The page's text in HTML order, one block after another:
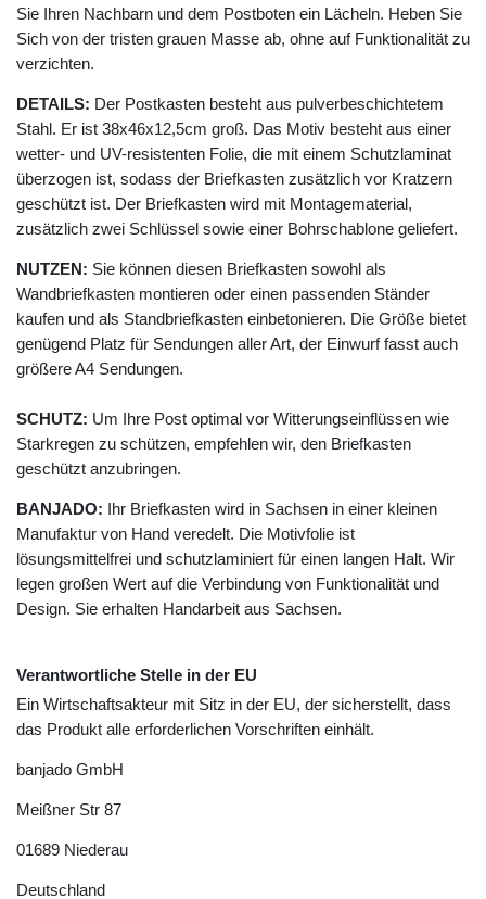
Sie Ihren Nachbarn und dem Postboten ein Lächeln. Heben Sie
Sich von der tristen grauen Masse ab, ohne auf Funktionalität zu
verzichten.
DETAILS: Der Postkasten besteht aus pulverbeschichtetem
Stahl. Er ist 38x46x12,5cm groß. Das Motiv besteht aus einer
wetter- und UV-resistenten Folie, die mit einem Schutzlaminat
überzogen ist, sodass der Briefkasten zusätzlich vor Kratzern
geschützt ist. Der Briefkasten wird mit Montagematerial,
zusätzlich zwei Schlüssel sowie einer Bohrschablone geliefert.
NUTZEN: Sie können diesen Briefkasten sowohl als
Wandbriefkasten montieren oder einen passenden Ständer
kaufen und als Standbriefkasten einbetonieren. Die Größe bietet
genügend Platz für Sendungen aller Art, der Einwurf fasst auch
größere A4 Sendungen.
SCHUTZ: Um Ihre Post optimal vor Witterungseinflüssen wie
Starkregen zu schützen, empfehlen wir, den Briefkasten
geschützt anzubringen.
BANJADO: Ihr Briefkasten wird in Sachsen in einer kleinen
Manufaktur von Hand veredelt. Die Motivfolie ist
lösungsmittelfrei und schutzlaminiert für einen langen Halt. Wir
legen großen Wert auf die Verbindung von Funktionalität und
Design. Sie erhalten Handarbeit aus Sachsen.
Verantwortliche Stelle in der EU
Ein Wirtschaftsakteur mit Sitz in der EU, der sicherstellt, dass
das Produkt alle erforderlichen Vorschriften einhält.
banjado GmbH
Meißner Str 87
01689 Niederau
Deutschland